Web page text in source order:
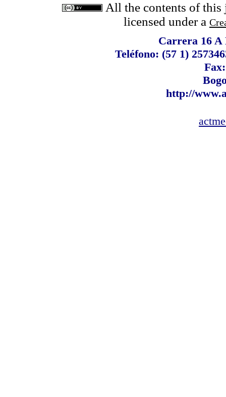
All the contents of this
licensed under a
Carrera 16 A
Teléfono: (57 1)
http://